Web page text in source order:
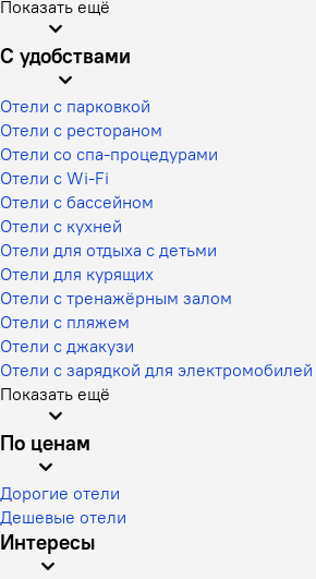
Показать ещё
С удобствами
Отели с парковкой
Отели с рестораном
Отели со спа-процедурами
Отели с Wi-Fi
Отели с бассейном
Отели с кухней
Отели для отдыха с детьми
Отели для курящих
Отели с тренажёрным залом
Отели с пляжем
Отели с джакузи
Отели с зарядкой для электромобилей
Показать ещё
По ценам
Дорогие отели
Дешевые отели
Интересы